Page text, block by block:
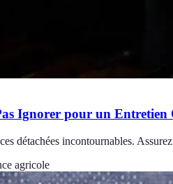
Ignorer pour un
détachées incontournables.
agricole